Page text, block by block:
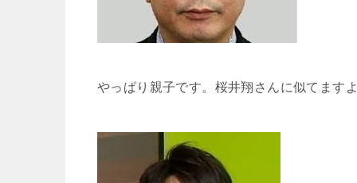
やっぱり親子です。桜井翔さんに似てます